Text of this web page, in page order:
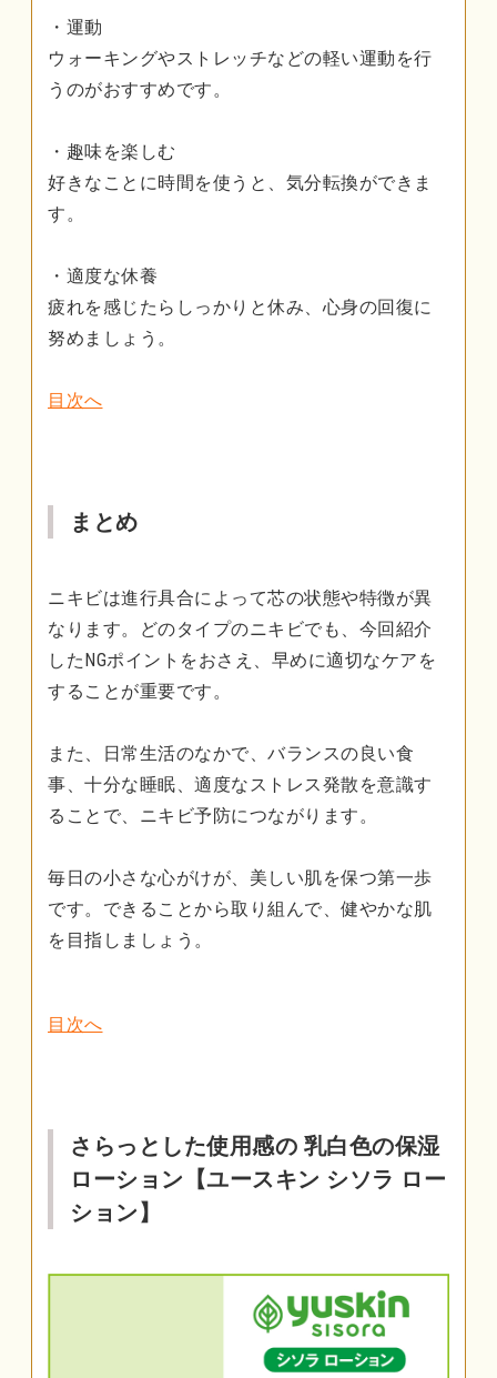
・運動
ウォーキングやストレッチなどの軽い運動を行
うのがおすすめです。
・趣味を楽しむ
好きなことに時間を使うと、気分転換ができま
す。
・適度な休養
疲れを感じたらしっかりと休み、心身の回復に
努めましょう。
目次へ
まとめ
ニキビは進行具合によって芯の状態や特徴が異
なります。どのタイプのニキビでも、今回紹介
したNGポイントをおさえ、早めに適切なケアを
することが重要です。
また、日常生活のなかで、バランスの良い食
事、十分な睡眠、適度なストレス発散を意識す
ることで、ニキビ予防につながります。
毎日の小さな心がけが、美しい肌を保つ第一歩
です。できることから取り組んで、健やかな肌
を目指しましょう。
目次へ
さらっとした使用感の 乳白色の保湿
ローション【ユースキン シソラ ロー
ション】